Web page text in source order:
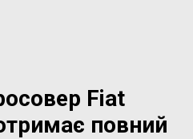
Fiat
повний